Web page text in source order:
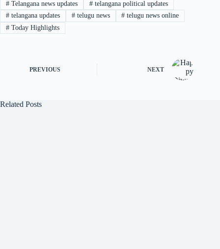
#Telangana news updates #telangana political updates
#telangana updates #telugu news # telugu news online
#Today Highlights
PREVIOUS NEXT
Related Posts